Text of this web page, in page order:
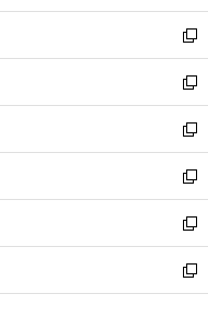
開
く
ウ
で
開
く
ン
ド
ウ
で
開
く
新
し
い
ウ
ィ
ン
ド
ウ
で
開
く
新
し
い
ウ
ィ
ン
ド
ウ
で
開
新
し
い
ウ
ィ
ン
ド
ウ
新
し
い
ウ
ィ
ン
新
し
い
ウ
新
し